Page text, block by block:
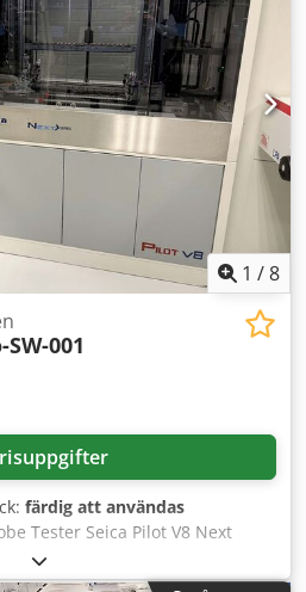
1 /8
001
färdig att användas
Tester Seica Pilot V8 Next
vänster för vertikal
och inline-hanteringsmodul